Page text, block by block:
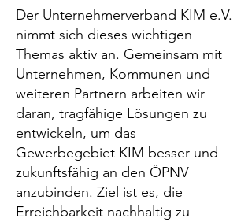
Der Unternehmerverband KIM e.V.
nimmt sich dieses wichtigen
Themas aktiv an. Gemeinsam mit
Unternehmen, Kommunen und
weiteren Partnern arbeiten wir
daran, tragfähige Lösungen zu
entwickeln, um das
Gewerbegebiet KIM besser und
zukunftsfähig an den ÖPNV
anzubinden. Ziel ist es, die
Erreichbarkeit nachhaltig zu